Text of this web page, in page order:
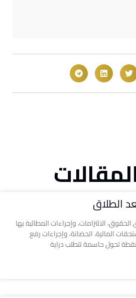
الطلاق
الالتزامات، وإجراءات المطالبة بها
المالية، الحضانة، وإجراءات رفع
تحول حاسمة تتطلب دراية